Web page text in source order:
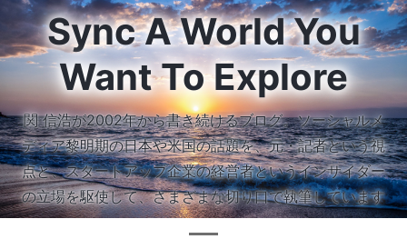
Sync A World You
Want To Explore
関 信浩が2002年から書き続けるブログ。ソーシャルメ
ディア黎明期の日本や米国の話題を、元・記者という視
点と、スタートアップ企業の経営者というインサイダー
の立場を駆使して、さまざまな切り口で執筆しています